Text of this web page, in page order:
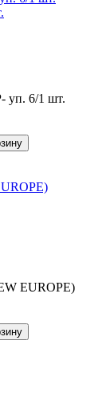
уп. 6/1 шт.
EUROPE)